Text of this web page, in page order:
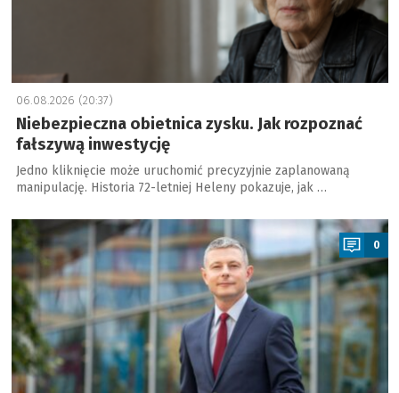
06.08.2026 (20:37)
Niebezpieczna obietnica zysku. Jak rozpoznać
fałszywą inwestycję
Jedno kliknięcie może uruchomić precyzyjnie zaplanowaną
manipulację. Historia 72-letniej Heleny pokazuje, jak …
a
0